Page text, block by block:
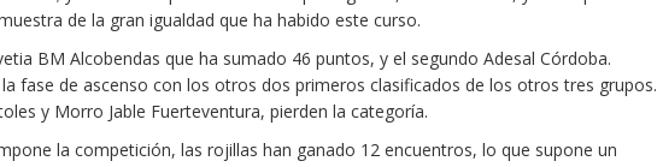
de la gran igualdad que ha habido este curso.
BM Alcobendas que ha sumado 46 puntos, y el segundo Adesal Córdoba.
fase de ascenso con los otros dos primeros clasificados de los otros tres grupos.
y Morro Jable Fuerteventura, pierden la categoría.
la competición, las rojillas han ganado 12 encuentros, lo que supone un